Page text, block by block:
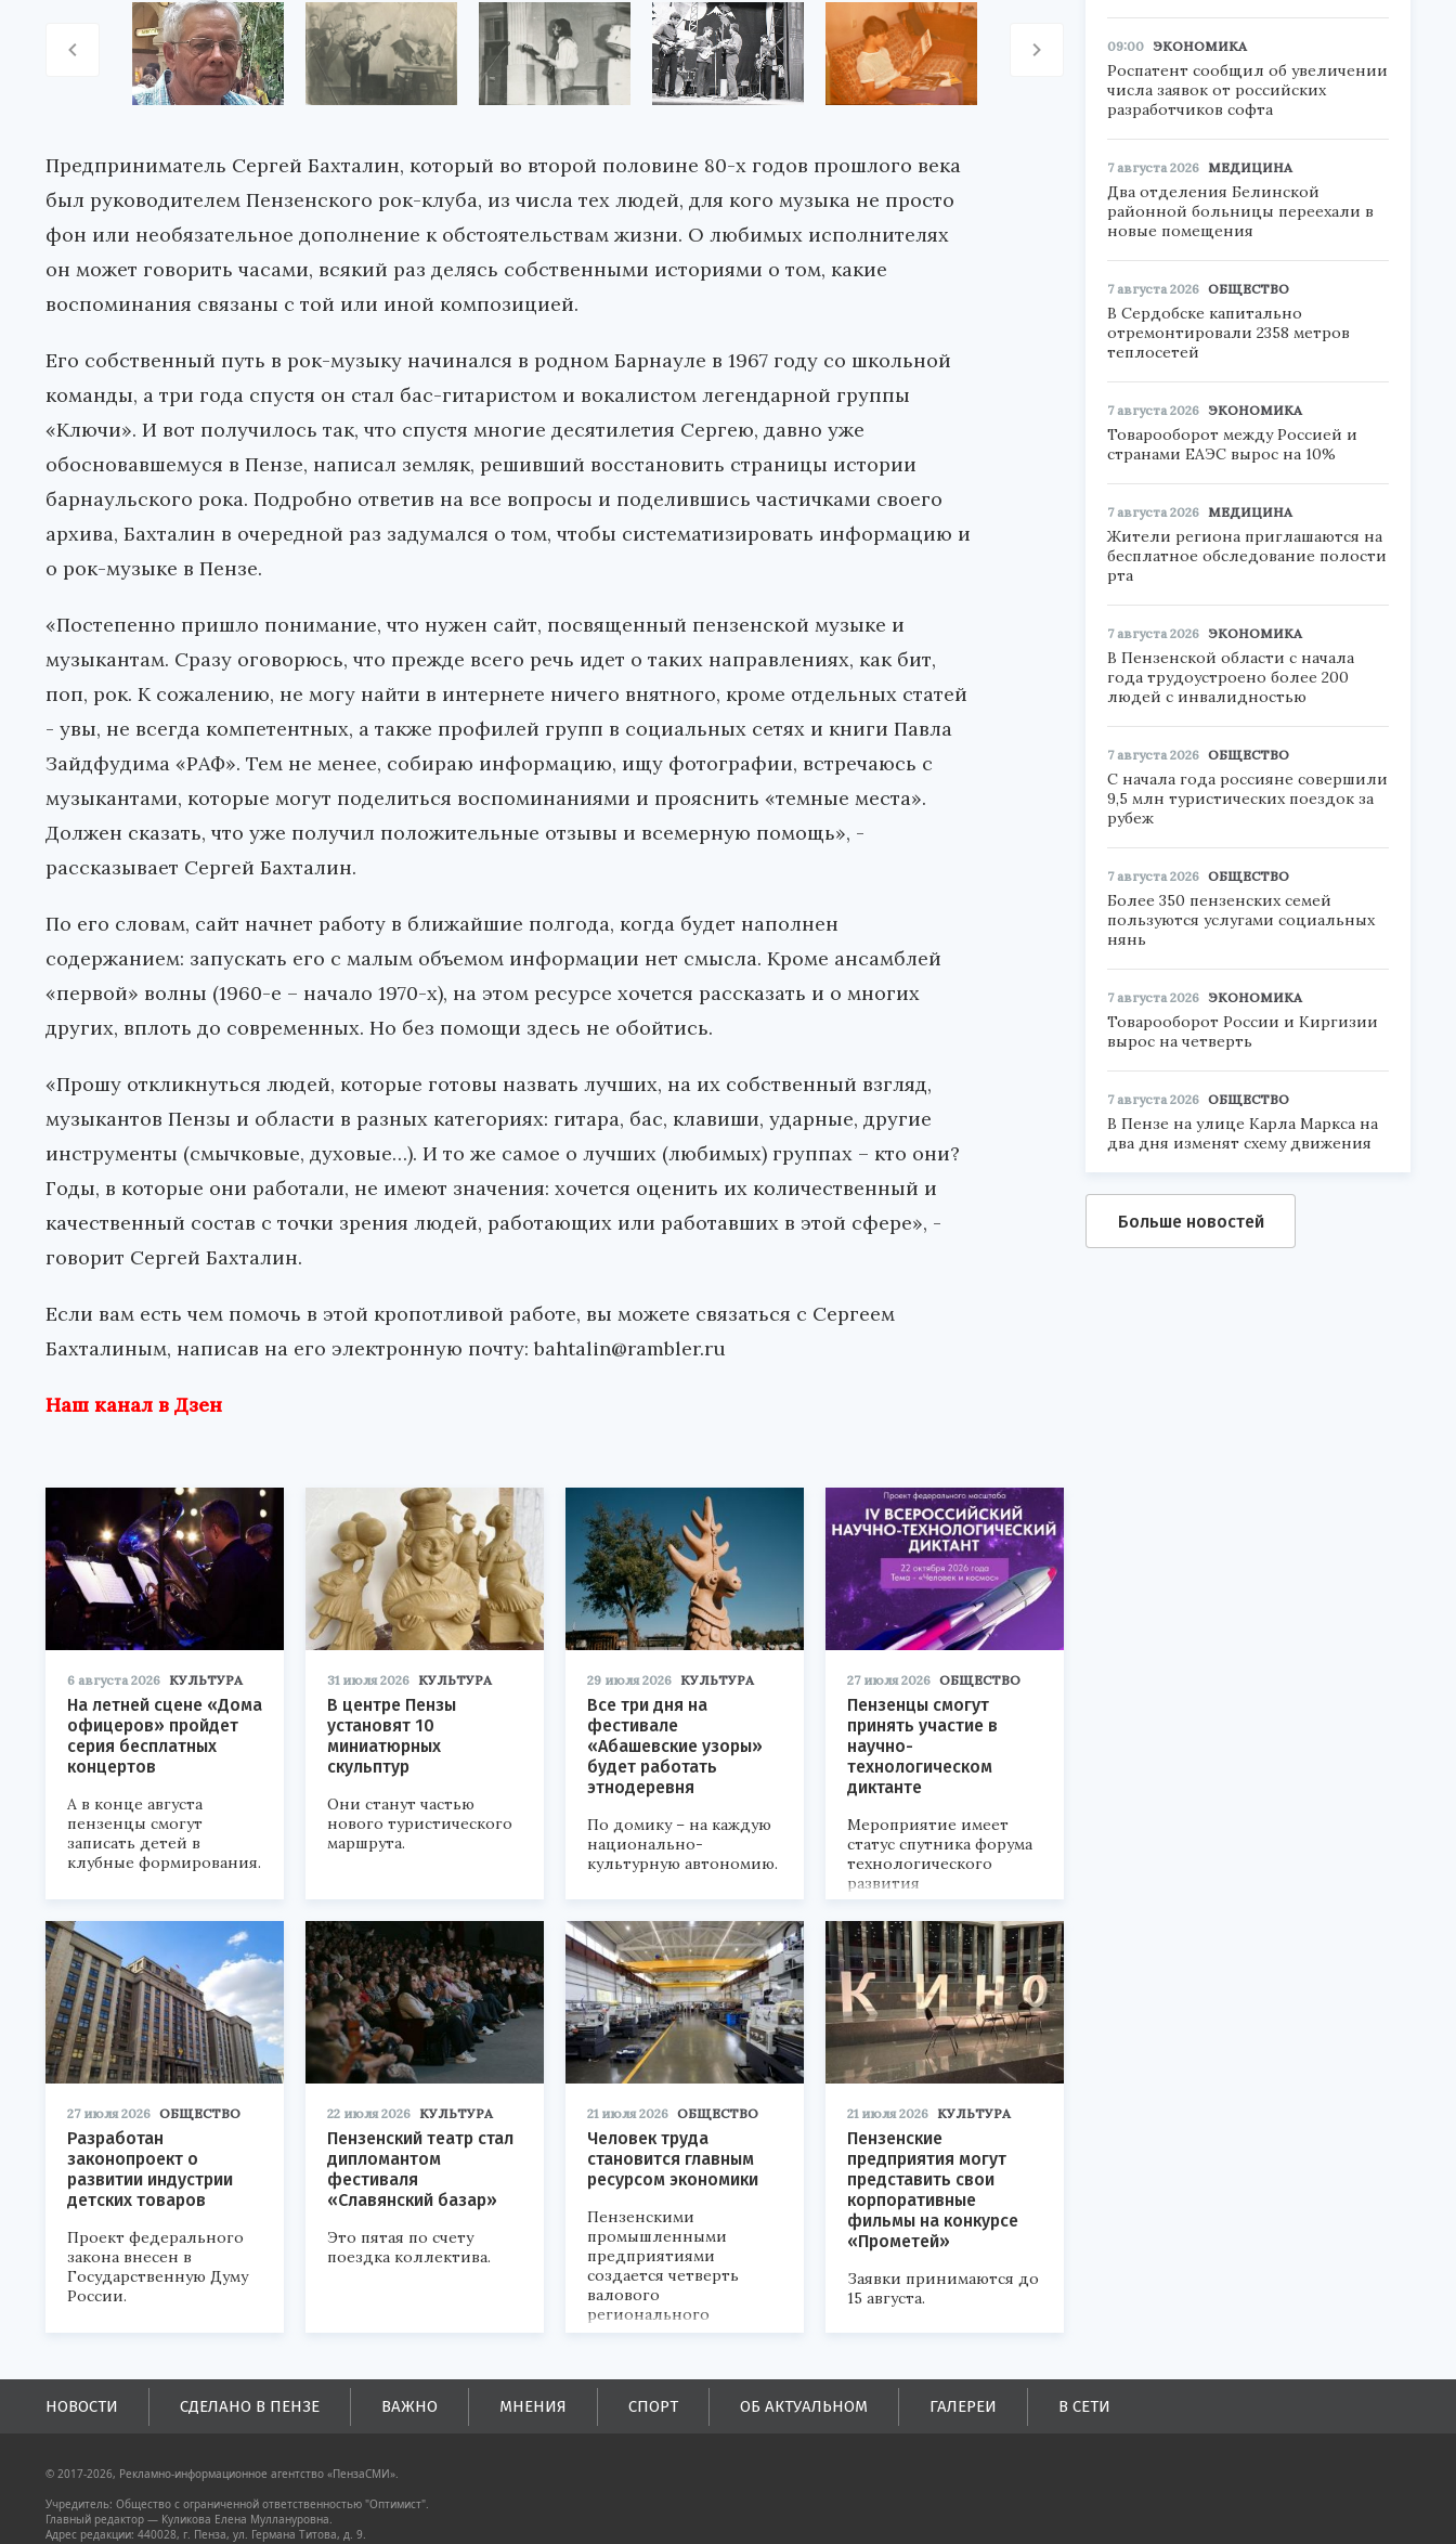
Предприниматель Сергей Бахталин, который во второй половине 80-х годов прошлого века
был руководителем Пензенского рок-клуба, из числа тех людей, для кого музыка не просто
фон или необязательное дополнение к обстоятельствам жизни. О любимых исполнителях
он может говорить часами, всякий раз делясь собственными историями о том, какие
воспоминания связаны с той или иной композицией.
Его собственный путь в рок-музыку начинался в родном Барнауле в 1967 году со школьной
команды, а три года спустя он стал бас-гитаристом и вокалистом легендарной группы
«Ключи». И вот получилось так, что спустя многие десятилетия Сергею, давно уже
обосновавшемуся в Пензе, написал земляк, решивший восстановить страницы истории
барнаульского рока. Подробно ответив на все вопросы и поделившись частичками своего
архива, Бахталин в очередной раз задумался о том, чтобы систематизировать информацию и
о рок-музыке в Пензе.
«Постепенно пришло понимание, что нужен сайт, посвященный пензенской музыке и
музыкантам. Сразу оговорюсь, что прежде всего речь идет о таких направлениях, как бит,
поп, рок. К сожалению, не могу найти в интернете ничего внятного, кроме отдельных статей
- увы, не всегда компетентных, а также профилей групп в социальных сетях и книги Павла
Зайдфудима «РАФ». Тем не менее, собираю информацию, ищу фотографии, встречаюсь с
музыкантами, которые могут поделиться воспоминаниями и прояснить «темные места».
Должен сказать, что уже получил положительные отзывы и всемерную помощь», -
рассказывает Сергей Бахталин.
По его словам, сайт начнет работу в ближайшие полгода, когда будет наполнен
содержанием: запускать его с малым объемом информации нет смысла. Кроме ансамблей
«первой» волны (1960-е – начало 1970-х), на этом ресурсе хочется рассказать и о многих
других, вплоть до современных. Но без помощи здесь не обойтись.
«Прошу откликнуться людей, которые готовы назвать лучших, на их собственный взгляд,
музыкантов Пензы и области в разных категориях: гитара, бас, клавиши, ударные, другие
инструменты (смычковые, духовые…). И то же самое о лучших (любимых) группах – кто они?
Годы, в которые они работали, не имеют значения: хочется оценить их количественный и
качественный состав с точки зрения людей, работающих или работавших в этой сфере», -
говорит Сергей Бахталин.
Если вам есть чем помочь в этой кропотливой работе, вы можете связаться с Сергеем
Бахталиным, написав на его электронную почту: bahtalin@rambler.ru
Наш канал в Дзен
6 августа 2026 КУЛЬТУРА
На летней сцене «Дома
офицеров» пройдет
серия бесплатных
концертов
А в конце августа
пензенцы смогут
записать детей в
клубные формирования.
31 июля 2026 КУЛЬТУРА
В центре Пензы
установят 10
миниатюрных
скульптур
Они станут частью
нового туристического
маршрута.
29 июля 2026 КУЛЬТУРА
Все три дня на
фестивале
«Абашевские узоры»
будет работать
этнодеревня
По домику – на каждую
национально-
культурную автономию.
27 июля 2026 ОБЩЕСТВО
Пензенцы смогут
принять участие в
научно-
технологическом
диктанте
Мероприятие имеет
статус спутника форума
технологического
развития
«Технопром-2026».
27 июля 2026 ОБЩЕСТВО
Разработан
законопроект о
развитии индустрии
детских товаров
Проект федерального
закона внесен в
Государственную Думу
России.
22 июля 2026 КУЛЬТУРА
Пензенский театр стал
дипломантом
фестиваля
«Славянский базар»
Это пятая по счету
поездка коллектива.
21 июля 2026 ОБЩЕСТВО
Человек труда
становится главным
ресурсом экономики
Пензенскими
промышленными
предприятиями
создается четверть
валового
регионального
продукта и
поступлений в
бюджеты всех уровней.
21 июля 2026 КУЛЬТУРА
Пензенские
предприятия могут
представить свои
корпоративные
фильмы на конкурсе
«Прометей»
Заявки принимаются до
15 августа.
09:00 ЭКОНОМИКА
Роспатент сообщил об увеличении
числа заявок от российских
разработчиков софта
7 августа 2026 МЕДИЦИНА
Два отделения Белинской
районной больницы переехали в
новые помещения
7 августа 2026 ОБЩЕСТВО
В Сердобске капитально
отремонтировали 2358 метров
теплосетей
7 августа 2026 ЭКОНОМИКА
Товарооборот между Россией и
странами ЕАЭС вырос на 10%
7 августа 2026 МЕДИЦИНА
Жители региона приглашаются на
бесплатное обследование полости
рта
7 августа 2026 ЭКОНОМИКА
В Пензенской области с начала
года трудоустроено более 200
людей с инвалидностью
7 августа 2026 ОБЩЕСТВО
С начала года россияне совершили
9,5 млн туристических поездок за
рубеж
7 августа 2026 ОБЩЕСТВО
Более 350 пензенских семей
пользуются услугами социальных
нянь
7 августа 2026 ЭКОНОМИКА
Товарооборот России и Киргизии
вырос на четверть
7 августа 2026 ОБЩЕСТВО
В Пензе на улице Карла Маркса на
два дня изменят схему движения
Больше новостей
НОВОСТИ СДЕЛАНО В ПЕНЗЕ ВАЖНО МНЕНИЯ СПОРТ ОБ АКТУАЛЬНОМ ГАЛЕРЕИ В СЕТИ
© 2017-2026, Рекламно-информационное агентство «ПензаСМИ».
Учредитель: Общество с ограниченной ответственностью "Оптимист".
Главный редактор — Куликова Елена Муллануровна.
Адрес редакции: 440028, г. Пенза, ул. Германа Титова, д. 9.